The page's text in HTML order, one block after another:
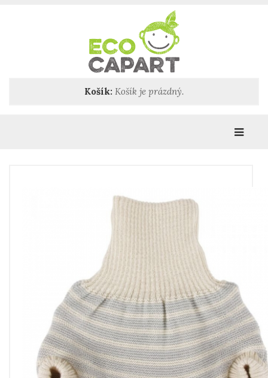
Košík: Košík je prázdný.